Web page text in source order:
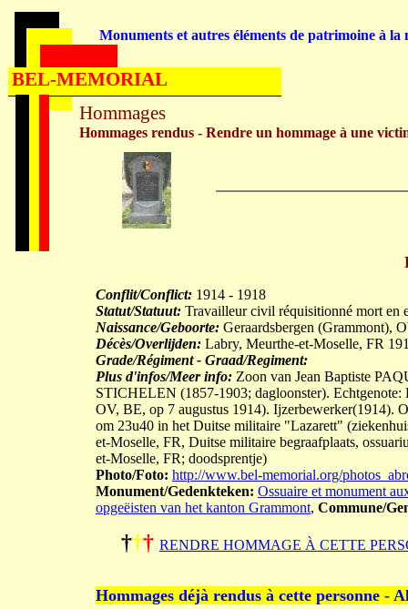
Conflit/Conflict: 1914 - 1918
Statut/Statuut: Travailleur civil réquisitionné mort en
Naissance/Geboorte: Geraardsbergen (Grammont),
Décès/Overlijden: Labry, Meurthe-et-Moselle, FR
Grade/Régiment - Graad/Regiment:
Plus d'infos/Meer info: Zoon van Jean Baptiste
STICHELEN (1857-1903; dagloonster).
OV, BE, op 7 augustus 1914). Ijzerbewerker(1914).
om 23u40 in het Duitse militaire "Lazarett"
et-Moselle, FR, Duitse militaire begraafplaats,
et-Moselle, FR; doodsprentje)
Photo/Foto: http://www.bel-memorial.org/
Monument/Gedenkteken: Ossuaire et monument
opgeëisten van het kanton Grammont, Commune/
††† RENDRE HOMMAGE À CETTE
Hommages déjà rendus à cette personne -
Hommages
Hommages rendus - Rendre un hommage à une
Monuments et autres éléments de patrimoine à la
BEL-MEMORIAL